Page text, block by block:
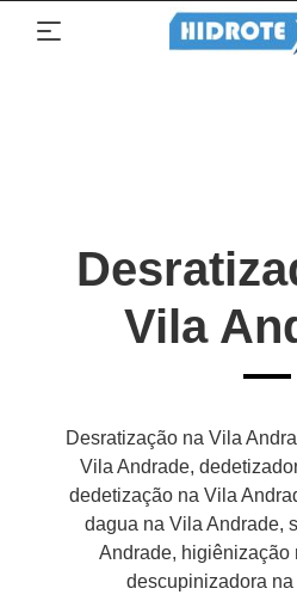
Vila
Desratização na Vila
Vila Andrade,
dedetização na Vila
dagua na Vila Andrade,
Andrade, higiênização
descupinizadora